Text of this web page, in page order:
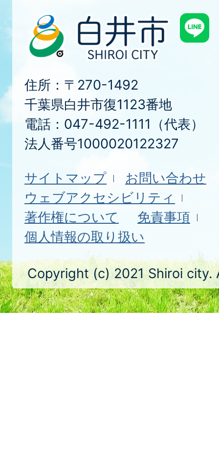
住所：〒270-1492
千葉県白井市復1123番地
電話：047-492-1111（代表）
法人番号1000020122327
サイトマップ
お問い合わせ
ウェブアクセシビリティ
著作権について
免責事項
個人情報の取り扱い
Copyright (c) 2021 Shiroi city.